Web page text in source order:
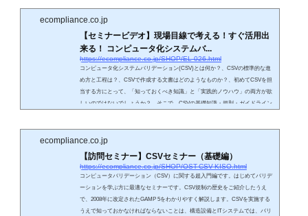
たします。また、ご質問が多い電子記録/電子署名対応、監査上の指摘ポイン
ecompliance.co.jp
【セミナービデオ】現場目線で考える！すぐ活用出
来る！ コンピュータ化システムバ...
https://ecompliance.co.jp/SHOP/EL-026.html
コンピュータ化システムバリデーション(CSV)とは何か？、CSVの標準的な進
め方と工程は？、CSVで作成する文書はどのようなものか？、初めてCSVを担
当する方にとって、「知っておくべき知識」と「実践的ノウハウ」の両方が欲
しいのではないでしょうか？ そこで、CSVの基礎知識・規則・ガイドライン
たします。また、ご質問が多い電子記録/電子署名対応、監査上の指摘ポイン
ecompliance.co.jp
【訪問セミナー】CSVセミナー（基礎編）
https://ecompliance.co.jp/SHOP/OST-CSV-KISO.html
コンピュータバリデーション（CSV）に関する超入門編です。はじめてバリデ
ーションを学ぶ方に最適なセミナーです。CSV規制の歴史をご紹介したうえ
で、2008年に改定されたGAMP 5をわかりやすく解説します。CSVを実施する
うえで知っておかなければならないことは、構造設備とITシステムでは、バリ